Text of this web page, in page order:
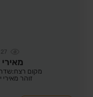
27
מקום
זוהר